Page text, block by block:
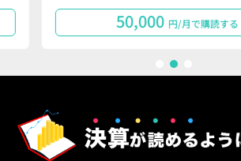
50,000 円/月で購読する